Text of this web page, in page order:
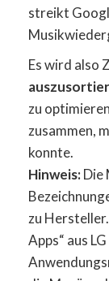
streikt
Es wird also
zu
zusammen,
konnte.
Hinweis:Die
zu
Apps“ aus